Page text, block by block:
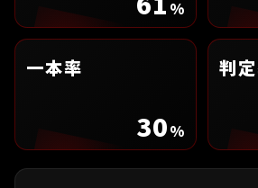
%
一本率
30%
判